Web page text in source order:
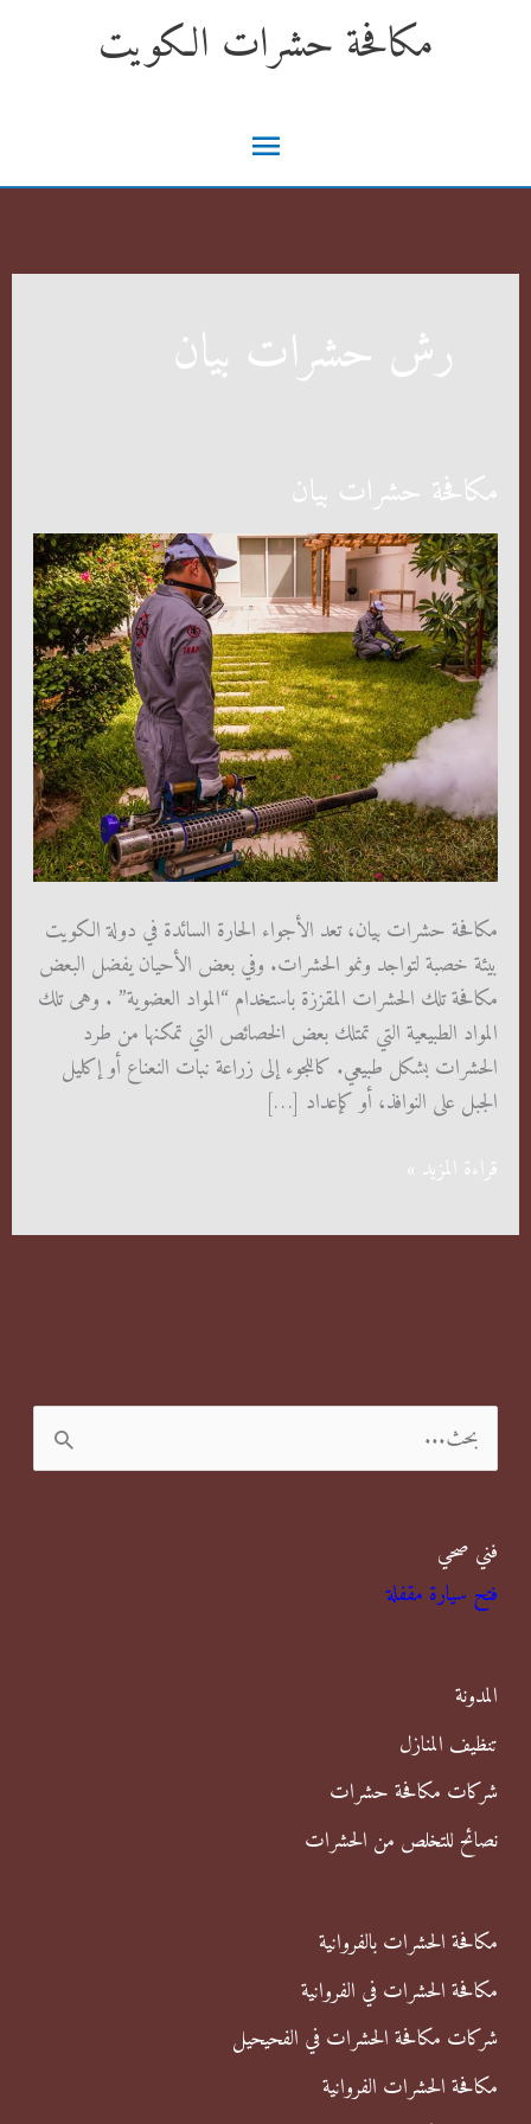
مكافحة حشرات الكويت
القائمة
الرئيسية
رش حشرات بيان
مكافحة حشرات بيان
مكافحة حشرات بيان، تعد الأجواء الحارة السائدة في دولة الكويت
بيئة خصبة لتواجد ونمو الحشرات. وفي بعض الأحيان يفضل البعض
مكافحة تلك الحشرات المقززة باستخدام “المواد العضوية” . وهى تلك
المواد الطبيعية التي تمتلك بعض الخصائص التي تمكنها من طرد
الحشرات بشكل طبيعي. كاللجوء إلى زراعة نبات النعناع أو إكليل
الجبل على النوافذ، أو كإعداد […]
مكافحة
بيان
قراءة المزيد »
ل
ح
ث
ن
فني صحي
فتح سيارة مقفلة
المدونة
تنظيف المنازل
شركات مكافحة حشرات
نصائح للتخلص من الحشرات
مكافحة الحشرات بالفروانية
مكافحة الحشرات في الفروانية
شركات مكافحة الحشرات في الفحيحيل
مكافحة الحشرات الفروانية